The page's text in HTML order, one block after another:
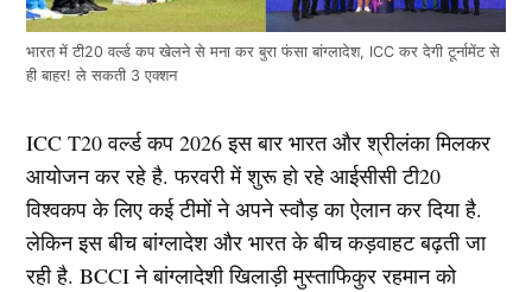
भारत में टी20 वर्ल्ड कप खेलने से मना कर बुरा फंसा बांग्लादेश, ICC कर देगी टूर्नामेंट से
ही बाहर! ले सकती 3 एक्शन
ICC T20 वर्ल्ड कप 2026 इस बार भारत और श्रीलंका मिलकर
आयोजन कर रहे है. फरवरी में शुरू हो रहे आईसीसी टी20
विश्वकप के लिए कई टीमों ने अपने स्वौड़ का ऐलान कर दिया है.
लेकिन इस बीच बांग्लादेश और भारत के बीच कड़वाहट बढ़ती जा
रही है. BCCI ने बांग्लादेशी खिलाड़ी मुस्ताफिकुर रहमान को